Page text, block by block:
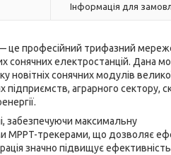
Інформація для
це професійний трифазний
сонячних електростанцій. Дана
новітніх сонячних модулів
аграрного сектору,
забезпечуючи максимальну
MPPT-трекерами, що дозволяє
значно підвищує